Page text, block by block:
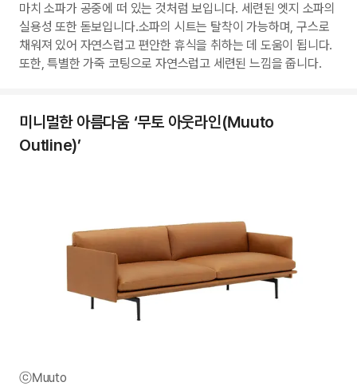
마치 소파가 공중에 떠 있는 것처럼 보입니다. 세련된 엣지 소파의
실용성 또한 돋보입니다.소파의 시트는 탈착이 가능하며, 구스로
채워져 있어 자연스럽고 편안한 휴식을 취하는 데 도움이 됩니다.
또한, 특별한 가죽 코팅으로 자연스럽고 세련된 느낌을 줍니다.
미니멀한 아름다움 ‘무토 아웃라인(Muuto
Outline)’
ⓒMuuto